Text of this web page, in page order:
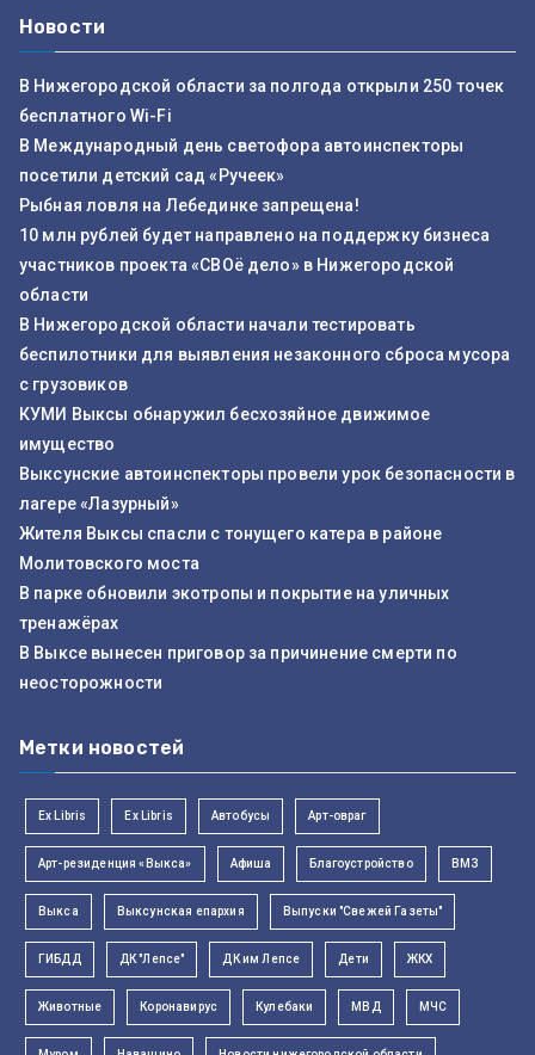
Новости
В Нижегородской области за полгода открыли 250 точек
бесплатного Wi-Fi
В Международный день светофора автоинспекторы
посетили детский сад «Ручеек»
Рыбная ловля на Лебединке запрещена!
10 млн рублей будет направлено на поддержку бизнеса
участников проекта «СВОё дело» в Нижегородской
области
В Нижегородской области начали тестировать
беспилотники для выявления незаконного сброса мусора
с грузовиков
КУМИ Выксы обнаружил бесхозяйное движимое
имущество
Выксунские автоинспекторы провели урок безопасности в
лагере «Лазурный»
Жителя Выксы спасли с тонущего катера в районе
Молитовского моста
В парке обновили экотропы и покрытие на уличных
тренажёрах
В Выксе вынесен приговор за причинение смерти по
неосторожности
Метки новостей
Ex Libris Ex Libris Автобусы Арт-овраг
Арт-резиденция «Выкса» Афиша Благоустройство ВМЗ
Выкса Выксунская епархия Выпуски "Свежей Газеты"
ГИБДД ДК "Лепсе" ДК им Лепсе Дети ЖКХ
Животные Коронавирус Кулебаки МВД МЧС